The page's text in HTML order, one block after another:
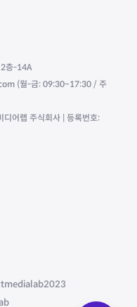
층-14A
(월-금: 09:30~17:30 / 주
디어랩 주식회사 | 등록번호: